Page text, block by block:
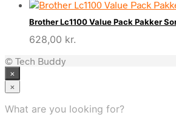
Brother Lc1100 Value Pack Pakker
628,00 kr.
© Tech Buddy
×
×
What are you looking for?